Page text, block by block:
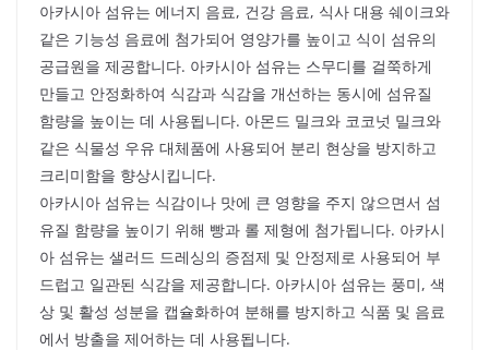
아카시아 섬유는 에너지 음료, 건강 음료, 식사 대용 쉐이크와
같은 기능성 음료에 첨가되어 영양가를 높이고 식이 섬유의
공급원을 제공합니다. 아카시아 섬유는 스무디를 걸쭉하게
만들고 안정화하여 식감과 식감을 개선하는 동시에 섬유질
함량을 높이는 데 사용됩니다. 아몬드 밀크와 코코넛 밀크와
같은 식물성 우유 대체품에 사용되어 분리 현상을 방지하고
크리미함을 향상시킵니다.
아카시아 섬유는 식감이나 맛에 큰 영향을 주지 않으면서 섬
유질 함량을 높이기 위해 빵과 롤 제형에 첨가됩니다. 아카시
아 섬유는 샐러드 드레싱의 증점제 및 안정제로 사용되어 부
드럽고 일관된 식감을 제공합니다. 아카시아 섬유는 풍미, 색
상 및 활성 성분을 캡슐화하여 분해를 방지하고 식품 및 음료
에서 방출을 제어하는 데 사용됩니다.